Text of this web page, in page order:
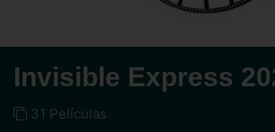
Invisible Express
31 Películas